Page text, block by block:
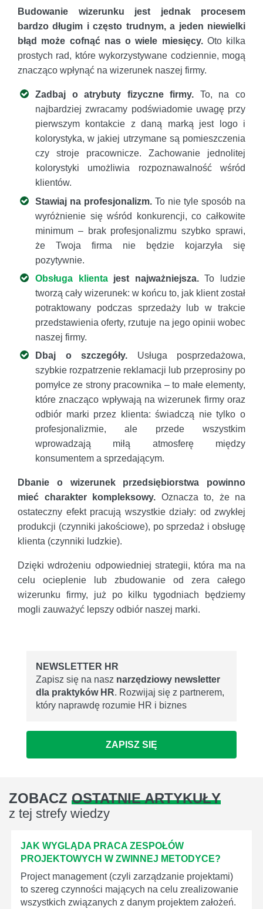
Budowanie wizerunku jest jednak procesem
bardzo długim i często trudnym, a jeden niewielki
błąd może cofnąć nas o wiele miesięcy.Oto kilka
prostych rad, które wykorzystywane codziennie, mogą
znacząco wpłynąć na wizerunek naszej firmy.
Zadbaj o atrybuty fizyczne firmy. To, na co
najbardziej zwracamy podświadomie uwagę przy
pierwszym kontakcie z daną marką jest logo i
kolorystyka, w jakiej utrzymane są pomieszczenia
czy stroje pracownicze. Zachowanie jednolitej
kolorystyki umożliwia rozpoznawalność wśród
klientów.
Stawiaj na profesjonalizm. To nie tyle sposób na
wyróżnienie się wśród konkurencji, co całkowite
minimum – brak profesjonalizmu szybko sprawi,
że Twoja firma nie będzie kojarzyła się
pozytywnie.
Obsługa klientajest najważniejsza.To ludzie
tworzą cały wizerunek: w końcu to, jak klient został
potraktowany podczas sprzedaży lub w trakcie
przedstawienia oferty, rzutuje na jego opinii wobec
naszej firmy.
Dbaj o szczegóły. Usługa posprzedażowa,
szybkie rozpatrzenie reklamacji lub przeprosiny po
pomyłce ze strony pracownika – to małe elementy,
które znacząco wpływają na wizerunek firmy oraz
odbiór marki przez klienta: świadczą nie tylko o
profesjonalizmie, ale przede wszystkim
wprowadzają miłą atmosferę między
konsumentem a sprzedającym.
Dbanie o wizerunek przedsiębiorstwa powinno
mieć charakter kompleksowy. Oznacza to, że na
ostateczny efekt pracują wszystkie działy: od zwykłej
produkcji (czynniki jakościowe), po sprzedaż i obsługę
klienta (czynniki ludzkie).
Dzięki wdrożeniu odpowiedniej strategii, która ma na
celu ocieplenie lub zbudowanie od zera całego
wizerunku firmy, już po kilku tygodniach będziemy
mogli zauważyć lepszy odbiór naszej marki.
NEWSLETTER HR
Zapisz się na nasz narzędziowy newsletter
dla praktyków HR. Rozwijaj się z partnerem,
który naprawdę rozumie HR i biznes
ZAPISZ SIĘ
ZOBACZ OSTATNIE ARTYKUŁY
z tej strefy wiedzy
JAK WYGLĄDA PRACA ZESPOŁÓW
PROJEKTOWYCH W ZWINNEJ METODYCE?
Project management (czyli zarządzanie projektami)
to szereg czynności mających na celu zrealizowanie
wszystkich związanych z danym projektem założeń.